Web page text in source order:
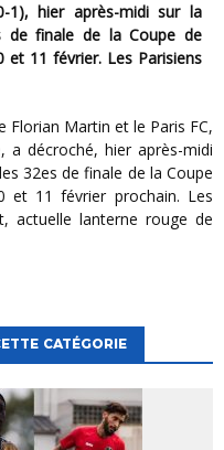
de finale de la Coupe de
et 11 février. Les Parisiens
a décroché, hier après-midi
32es de finale de la Coupe
et 11 février prochain. Les
actuelle lanterne rouge de
CATÉGORIE